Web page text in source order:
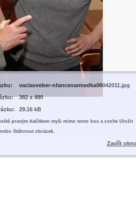
vaclavveber-nfancenarmedka06042011.jpg
382 x 480
29.16 kB
pravým tlačítkem myši mimo tento box a zvolte Uložit
Stáhnout obrázek.
Zavřít